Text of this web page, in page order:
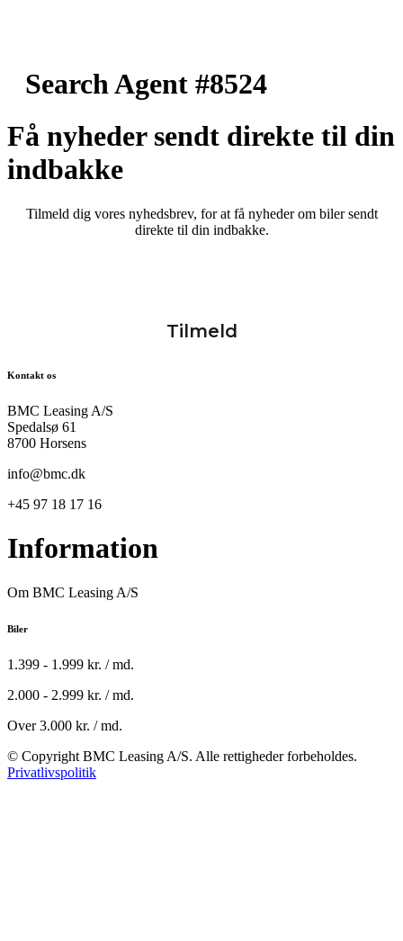
Search Agent #8524
Få nyheder sendt direkte til din
indbakke
Tilmeld dig vores nyhedsbrev, for at få nyheder om biler sendt
direkte til din indbakke.
Kontakt os
BMC Leasing A/S
Spedalsø 61
8700 Horsens
info@bmc.dk
+45 97 18 17 16
Information
Om BMC Leasing A/S
Biler
1.399 - 1.999 kr. / md.
2.000 - 2.999 kr. / md.
Over 3.000 kr. / md.
© Copyright BMC Leasing A/S. Alle rettigheder forbeholdes.
Privatlivspolitik